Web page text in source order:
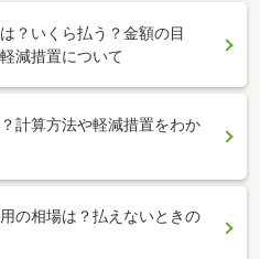
？いくら払う？金額の目
減措置について
計算方法や軽減措置をわか
の相場は？払えないときの